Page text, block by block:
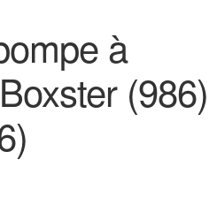
à
(986)